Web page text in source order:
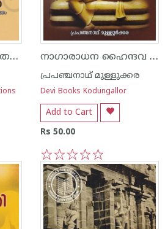
യോഗ പരിചയം -പാതഞ്ജല യോഗസൂത്രങ്ങളുടെ വ്യാഖ്യാനം നാഗാരാധന ഹൈന്ദവ ജീവിതത്തില്‍
പ്രപഞ്ചനാഥ് മുള്ളുക്കര
Devi Books Kodungallor
Add to Cart
Rs 50.00
5
4
3
2
1